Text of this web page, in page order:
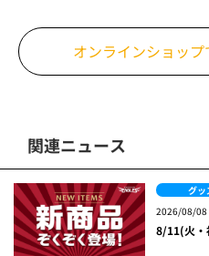
オンラインショップ
関連ニュース
グッ
2026/08/08
8/11(火・